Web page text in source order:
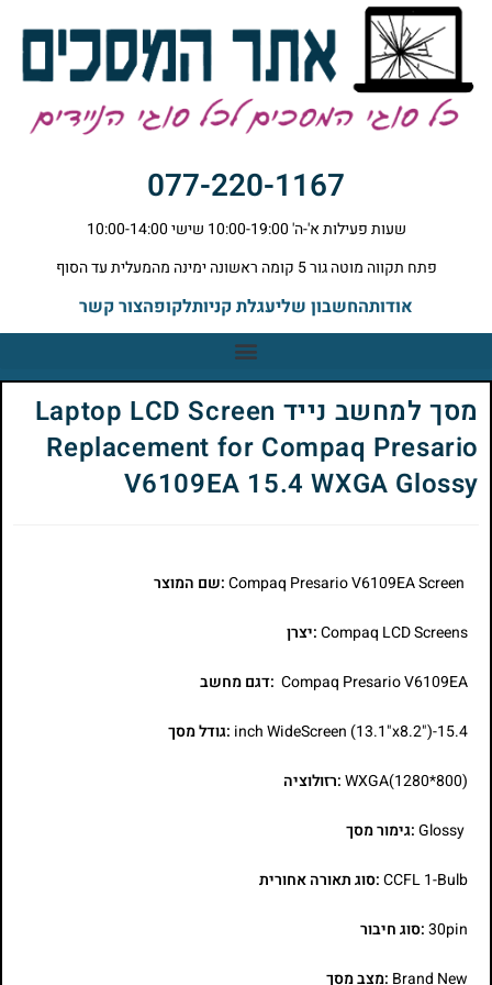
077-220-1167
שעות פעילות א'-ה' 10:00-19:00 שישי 10:00-14:00
פתח תקווה מוטה גור 5 קומה ראשונה ימינה מהמעלית עד הסוף
אודותהחשבון שליעגלת קניותלקופהצור קשר
מסך למחשב נייד Laptop LCD Screen
Replacement for Compaq Presario
V6109EA 15.4 WXGA Glossy
:שם המוצר
Compaq LCD Screens:יצרן
Compaq Presario V6109EA :דגם מחשב
15.4-inch WideScreen (13.1"x8.2") :גודל מסך
WXGA(1280*800):רזולוציה
Glossy:גימור מסך
CCFL 1-Bulb:סוג תאורה אחורית
30pin:סוג חיבור
Brand New :מצב מסך